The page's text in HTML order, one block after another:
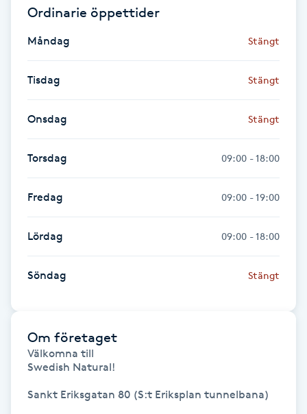
Gruppträning
Gua Sha-massage
Hatha Yoga
Headspa
Healing
Herrklippning
HIFU
Hot Stone Massage
Hot yoga
Ordinarie öppettider
Måndag Stängt
Tisdag Stängt
Onsdag Stängt
Torsdag 09:00 - 18:00
Fredag 09:00 - 19:00
Lördag 09:00 - 18:00
Söndag Stängt
Om företaget
Välkomna till
Swedish Natural!
Sankt Eriksgatan 80 (S:t Eriksplan tunnelbana)